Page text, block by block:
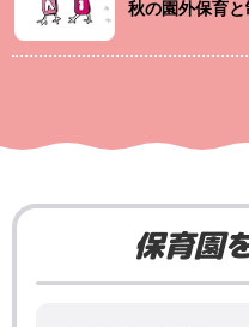
秋の園外保育
保育園